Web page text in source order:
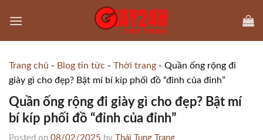
Trang chủ - Blog tin tức - Thời trang - Quần ống rộng đi
giày gì cho đẹp? Bật mí bí kíp phối đồ “đỉnh của đỉnh”
Quần ống rộng đi giày gì cho đẹp? Bật mí
bí kíp phối đồ “đỉnh của đỉnh”
Posted on 08/02/2025 by Thái Tụng Trang